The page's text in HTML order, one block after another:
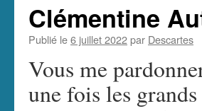
Clémentine
Publié le6 juillet 2022par Descartes
Vous me
une fois les